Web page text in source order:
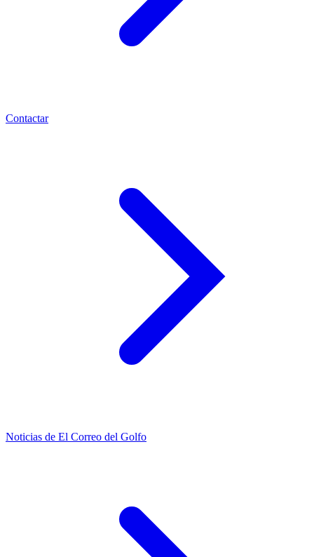
Contactar
Noticias de El Correo del Golfo